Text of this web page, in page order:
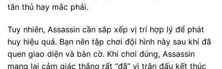
tân thủ hay mắc phải.
Tuy nhiên, Assassin cần sắp xếp vị trí hợp lý để phát
huy hiệu quả. Bạn nên tập chơi đội hình này sau khi đã
quen giao diện và bàn cờ. Khi chơi đúng, Assassin
mang lại cảm giác thắng rất “đã” vì trận đấu kết thúc